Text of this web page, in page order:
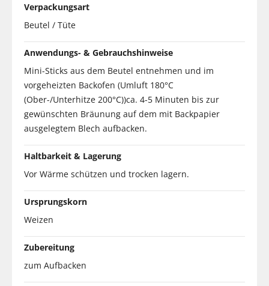
Verpackungsart
Beutel / Tüte
Anwendungs- & Gebrauchshinweise
Mini-Sticks aus dem Beutel entnehmen und im
vorgeheizten Backofen (Umluft 180°C
(Ober-/Unterhitze 200°C))ca. 4-5 Minuten bis zur
gewünschten Bräunung auf dem mit Backpapier
ausgelegtem Blech aufbacken.
Haltbarkeit & Lagerung
Vor Wärme schützen und trocken lagern.
Ursprungskorn
Weizen
Zubereitung
zum Aufbacken